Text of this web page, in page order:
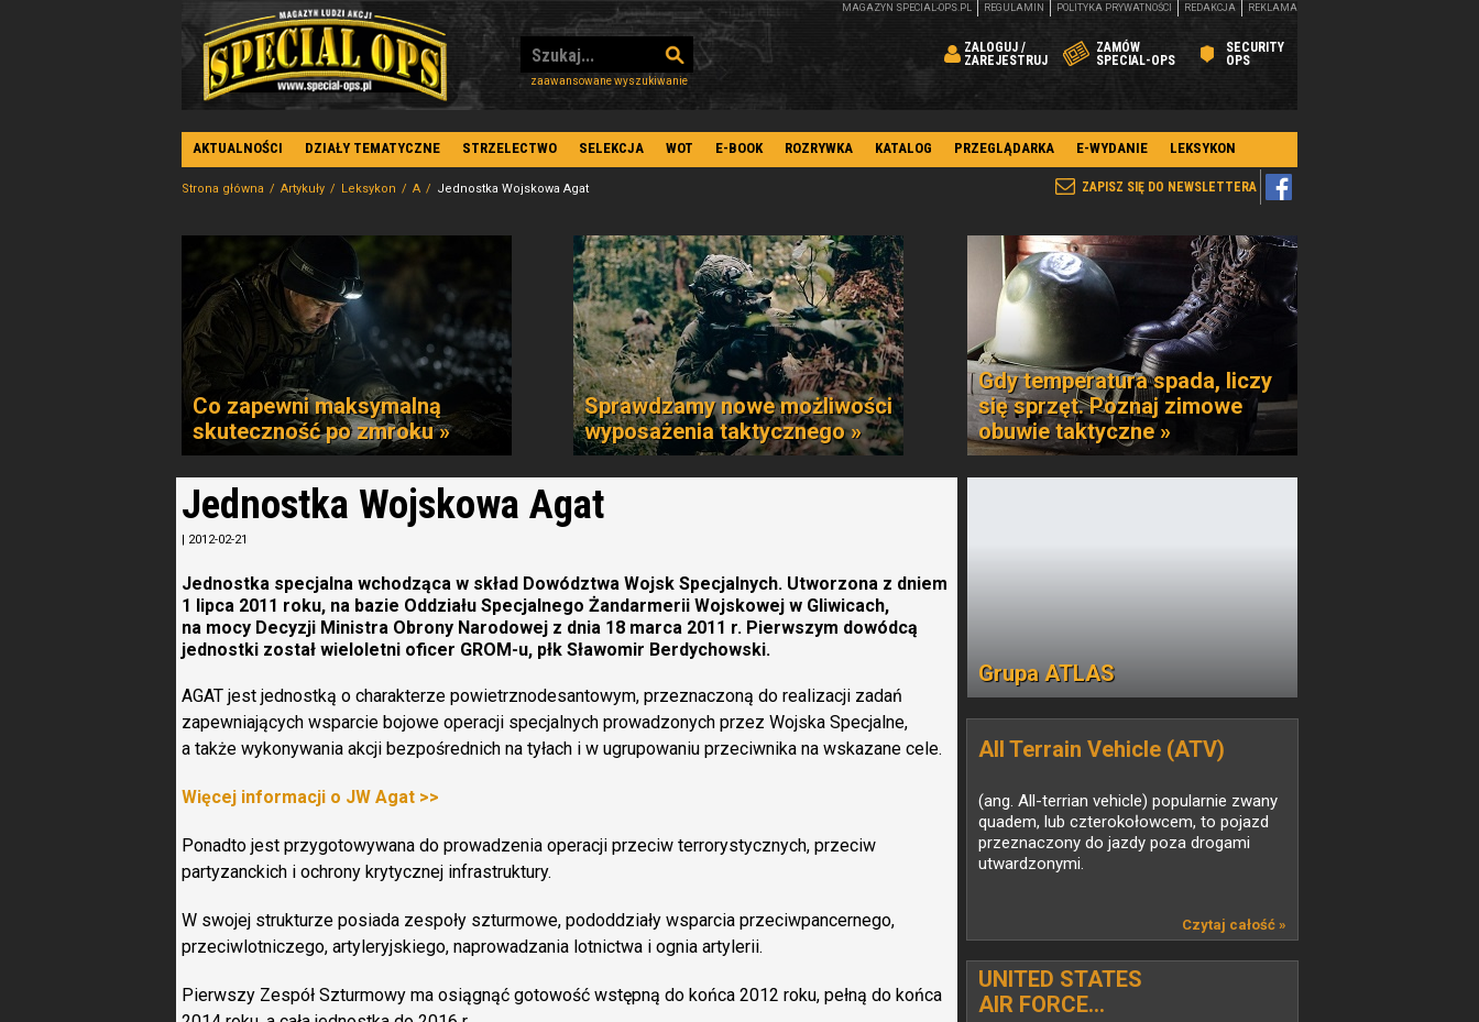
zaawansowane wyszukiwanie
ZALOGUJ /
ZAREJESTRUJ
ZAMÓW
SPECIAL-OPS
SECURITY
OPS
MAGAZYN SPECIAL-OPS.PL REGULAMIN POLITYKA PRYWATNOŚCI REDAKCJA REKLAMA
AKTUALNOŚCI DZIAŁY TEMATYCZNE STRZELECTWO SELEKCJA WOT E-BOOK ROZRYWKA KATALOG PRZEGLĄDARKA E-WYDANIE LEKSYKON
ZAPISZ SIĘ DO NEWSLETTERA
Strona główna Artykuły Leksykon A Jednostka Wojskowa Agat
Co zapewni maksymalną
skuteczność po zmroku »
Sprawdzamy nowe możliwości
wyposażenia taktycznego »
Gdy temperatura spada, liczy
się sprzęt. Poznaj zimowe
obuwie taktyczne »
Jednostka Wojskowa Agat
| 2012-02-21
Jednostka specjalna wchodząca w skład Dowództwa Wojsk Specjalnych. Utworzona z dniem
1 lipca 2011 roku, na bazie Oddziału Specjalnego Żandarmerii Wojskowej w Gliwicach,
na mocy Decyzji Ministra Obrony Narodowej z dnia 18 marca 2011 r. Pierwszym dowódcą
jednostki został wieloletni oficer GROM-u, płk Sławomir Berdychowski.
AGAT jest jednostką o charakterze powietrznodesantowym, przeznaczoną do realizacji zadań
zapewniających wsparcie bojowe operacji specjalnych prowadzonych przez Wojska Specjalne,
a także wykonywania akcji bezpośrednich na tyłach i w ugrupowaniu przeciwnika na wskazane cele.
Więcej informacji o JW Agat >>
Ponadto jest przygotowywana do prowadzenia operacji przeciw terrorystycznych, przeciw
partyzanckich i ochrony krytycznej infrastruktury.
W swojej strukturze posiada zespoły szturmowe, pododdziały wsparcia przeciwpancernego,
przeciwlotniczego, artyleryjskiego, naprowadzania lotnictwa i ognia artylerii.
Pierwszy Zespół Szturmowy ma osiągnąć gotowość wstępną do końca 2012 roku, pełną do końca
Grupa ATLAS
All Terrain Vehicle (ATV)
(ang. All-terrian vehicle) popularnie zwany
quadem, lub czterokołowcem, to pojazd
przeznaczony do jazdy poza drogami
utwardzonymi.
Czytaj całość »
UNITED STATES
AIR FORCE...